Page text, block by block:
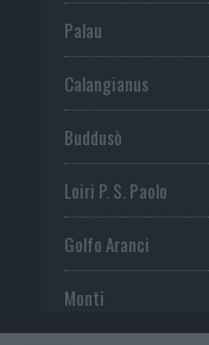
Palau
Calangianus
Buddusò
Loiri P. S. Paolo
Golfo Aranci
Monti